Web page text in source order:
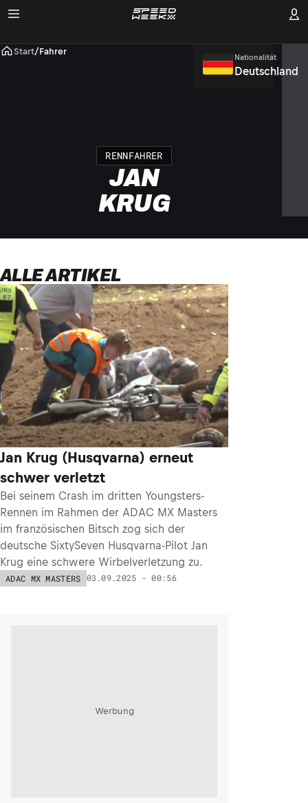
Start/Fahrer
RENNFAHRER
JAN
KRUG
Nationalität
Deutschland
ALLE ARTIKEL
Jan Krug (Husqvarna) erneut
schwer verletzt
Bei seinem Crash im dritten Youngsters-
Rennen im Rahmen der ADAC MX Masters
im französischen Bitsch zog sich der
deutsche SixtySeven Husqvarna-Pilot Jan
Krug eine schwere Wirbelverletzung zu.
ADAC MX MASTERS 03.09.2025 - 00:56
Werbung